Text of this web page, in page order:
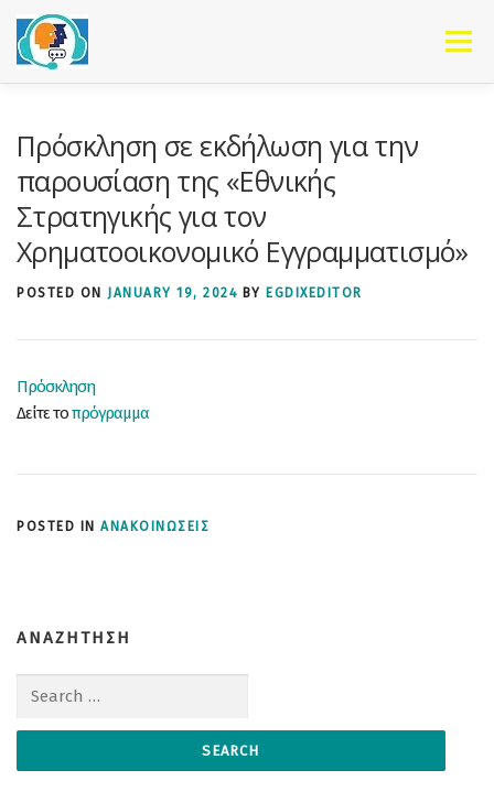
Skip to content
Menu
Πρόσκληση σε εκδήλωση για την
παρουσίαση της «Εθνικής
Στρατηγικής για τον
Χρηματοοικονομικό Εγγραμματισμό»
POSTED ON JANUARY 19, 2024 BY EGDIXEDITOR
Πρόσκληση
Δείτε τοπρόγραμμα
POSTED IN ΑΝΑΚΟΙΝΩΣΕΙΣ
ΑΝΑΖΗΤΗΣΗ
Search for: